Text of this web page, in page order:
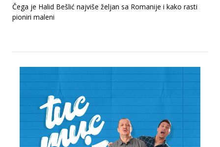
Čega je Halid Bešlić najviše željan sa Romanije i kako rasti
pioniri maleni